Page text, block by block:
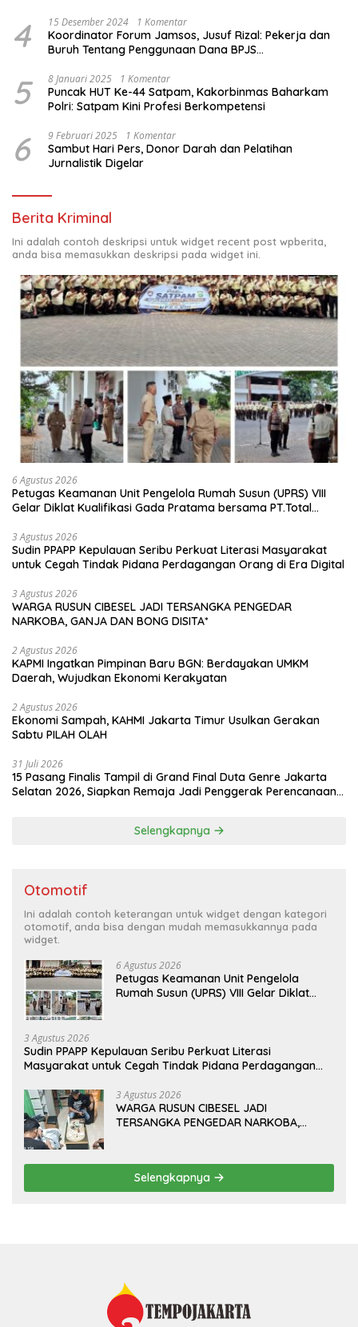
4 15 Desember 2024 1 Komentar
Koordinator Forum Jamsos, Jusuf Rizal: Pekerja dan
Buruh Tentang Penggunaan Dana BPJS
5 8 Januari 2025 1 Komentar
Puncak HUT Ke-44 Satpam, Kakorbinmas Baharkam
Polri: Satpam Kini Profesi Berkompetensi
6 9 Februari 2025 1 Komentar
Sambut Hari Pers, Donor Darah dan Pelatihan
Jurnalistik Digelar
Berita Kriminal
Ini adalah contoh deskripsi untuk widget recent post wpberita,
anda bisa memasukkan deskripsi pada widget ini.
6 Agustus 2026
Petugas Keamanan Unit Pengelola Rumah Susun (UPRS) VIII
Gelar Diklat Kualifikasi Gada Pratama bersama PT.Total
Jaya*
3 Agustus 2026
Sudin PPAPP Kepulauan Seribu Perkuat Literasi Masyarakat
untuk Cegah Tindak Pidana Perdagangan Orang di Era Digital
3 Agustus 2026
WARGA RUSUN CIBESEL JADI TERSANGKA PENGEDAR
NARKOBA, GANJA DAN BONG DISITA*
2 Agustus 2026
KAPMI Ingatkan Pimpinan Baru BGN: Berdayakan UMKM
Daerah, Wujudkan Ekonomi Kerakyatan
2 Agustus 2026
Ekonomi Sampah, KAHMI Jakarta Timur Usulkan Gerakan
Sabtu PILAH OLAH
31 Juli 2026
15 Pasang Finalis Tampil di Grand Final Duta Genre Jakarta
Selatan 2026, Siapkan Remaja Jadi Penggerak Perencanaan
Selengkapnya
Otomotif
Ini adalah contoh keterangan untuk widget dengan kategori
otomotif, anda bisa dengan mudah memasukkannya pada
widget.
6 Agustus 2026
Petugas Keamanan Unit Pengelola
Rumah Susun (UPRS) VIII Gelar Diklat
3 Agustus 2026
Sudin PPAPP Kepulauan Seribu Perkuat Literasi
Masyarakat untuk Cegah Tindak Pidana Perdagangan
3 Agustus 2026
WARGA RUSUN CIBESEL JADI
TERSANGKA PENGEDAR NARKOBA,
Selengkapnya